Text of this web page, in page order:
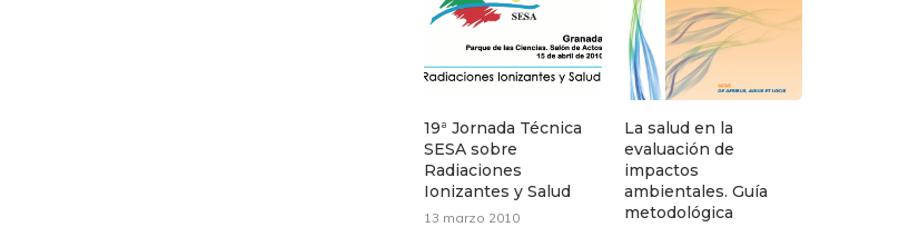
19ª Jornada Técnica
SESA sobre
Radiaciones
Ionizantes y Salud
13 marzo 2010
La salud en la
evaluación de
impactos
ambientales. Guía
metodológica